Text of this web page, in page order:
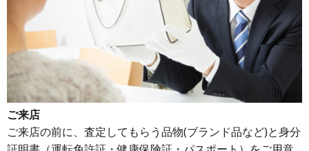
ご来店
ご来店の前に、査定してもらう品物(ブランド品など)と身分